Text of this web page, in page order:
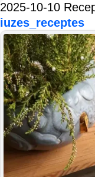
2025-10-10
iuzes_receptes